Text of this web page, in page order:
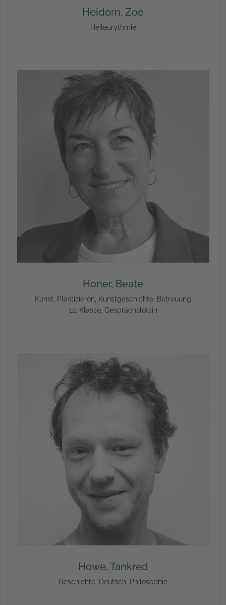
Heidorn, Zoe
Heileurythmie
Honer, Beate
Kunst, Plastizieren, Kunstgeschichte, Betreuung
12. Klasse, Gesprächslotsin
Howe, Tankred
Geschichte, Deutsch, Philosophie